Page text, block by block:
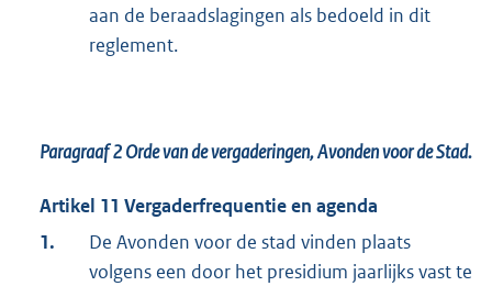
aan de beraadslagingen als bedoeld in dit
reglement.
Paragraaf 2Orde van de vergaderingen, Avonden voor de Stad.
Artikel 11 Vergaderfrequentie en agenda
1.
De Avonden voor de stad vinden plaats
volgens een door het presidium jaarlijks vast te